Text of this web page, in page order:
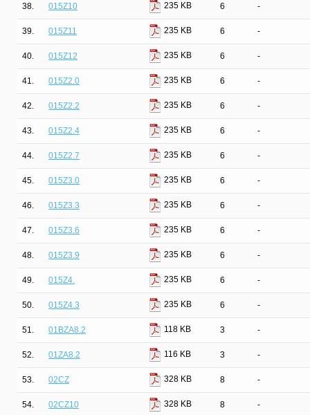
38. 015Z10 235 KB 6 -
39. 015Z11 235 KB 6 -
40. 015Z12 235 KB 6 -
41. 015Z2.0 235 KB 6 -
42. 015Z2.2 235 KB 6 -
43. 015Z2.4 235 KB 6 -
44. 015Z2.7 235 KB 6 -
45. 015Z3.0 235 KB 6 -
46. 015Z3.3 235 KB 6 -
47. 015Z3.6 235 KB 6 -
48. 015Z3.9 235 KB 6 -
49. 015Z4. 235 KB 6 -
50. 015Z4.3 235 KB 6 -
51. 01BZA8.2 118 KB 3 -
52. 01ZA8.2 116 KB 3 -
53. 02CZ 328 KB 8 -
54. 02CZ10 328 KB 8 -